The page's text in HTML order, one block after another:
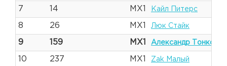
7 14 MX1 Кайл Питерс
8 26 MX1 Люк Стайк
9 159 MX1 Александр Тонков
10 237 MX1 Zak Малый